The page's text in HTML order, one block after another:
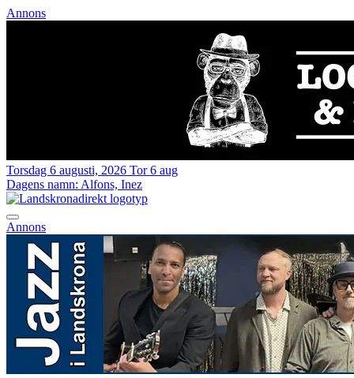
Annons
Torsdag 6 augusti, 2026 Tor 6 aug
Dagens namn: Alfons, Inez
Annons